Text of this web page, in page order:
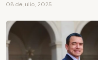
08 de julio, 2025